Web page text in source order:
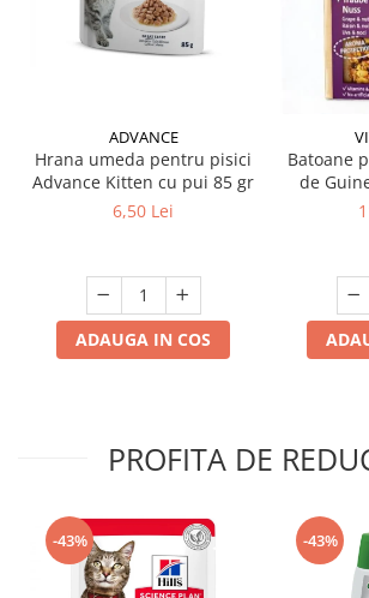
ADVANCE
Hrana umeda pentru pisici
Advance Kitten cu pui 85 gr
6,50 Lei
ADAUGA IN COS
Batoane
de
PROFITA DE
-43% -43%